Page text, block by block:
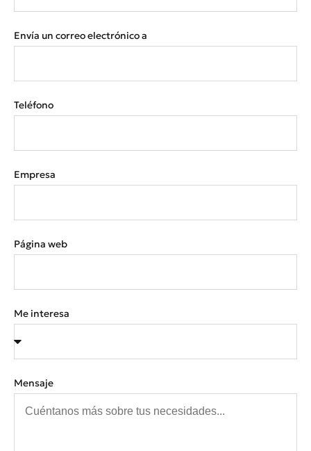
Envía un correo electrónico a
Teléfono
Empresa
Página web
Me interesa
Mensaje